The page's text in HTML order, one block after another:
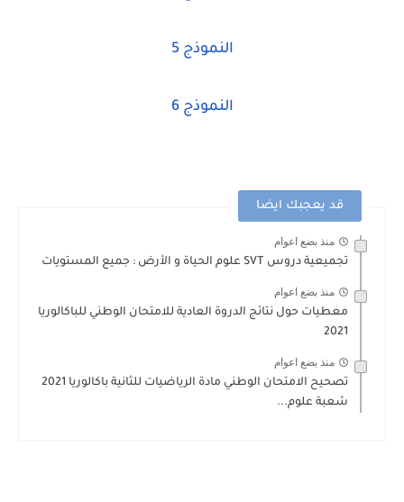
النموذج 5
النموذج 6
قد يعجبك ايضا
منذ بضع اعوام
تجميعية دروس SVT علوم الحياة و الأرض : جميع المستويات
منذ بضع اعوام
معطيات حول نتائج الدروة العادية للامتحان الوطني للباكالوريا
2021
منذ بضع اعوام
تصحيح الامتحان الوطني مادة الرياضيات للثانية باكالوريا 2021
شعبة علوم...